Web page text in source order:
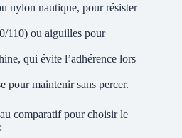
nylon nautique, pour résister
110) ou aiguilles pour
qui évite l’adhérence lors
pour maintenir sans percer.
comparatif pour choisir le